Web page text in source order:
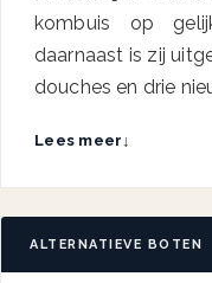
kombuis op
daarnaast is zij
douches en drie
Lees meer↓
ALTERNATIEVE BOTEN